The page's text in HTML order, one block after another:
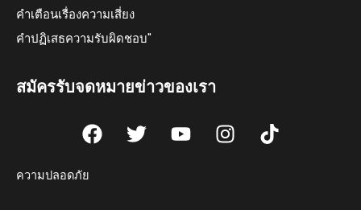
คำเตือนเรื่องความเสี่ยง
คำปฏิเสธความรับผิดชอบ"
สมัครรับจดหมายข่าวของเรา
F
a
T
w
Y
o
I
n
T
i
ความปลอดภัย